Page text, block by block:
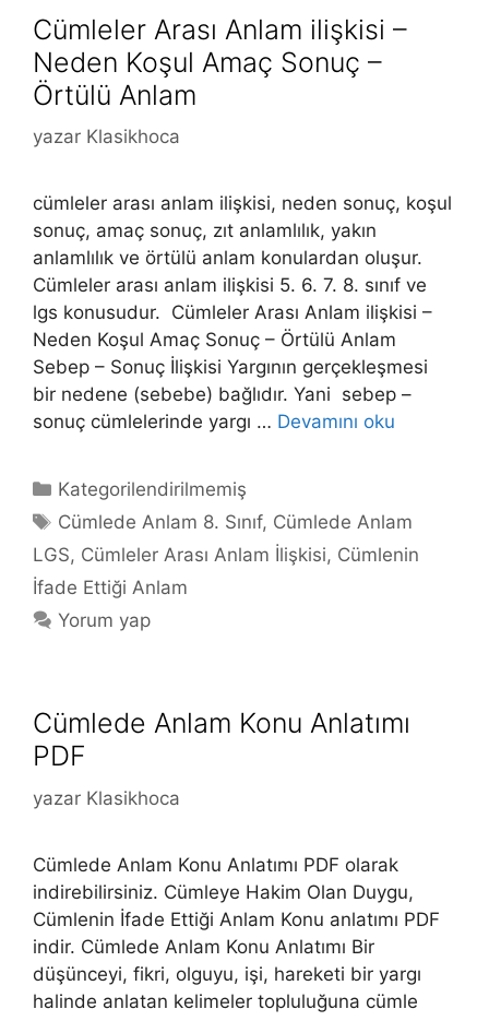
Cümleler Arası Anlam ilişkisi –
Neden Koşul Amaç Sonuç –
Örtülü Anlam
yazar Klasikhoca
cümleler arası anlam ilişkisi, neden sonuç, koşul
sonuç, amaç sonuç, zıt anlamlılık, yakın
anlamlılık ve örtülü anlam konulardan oluşur.
Cümleler arası anlam ilişkisi 5. 6. 7. 8. sınıf ve
lgs konusudur. Cümleler Arası Anlam ilişkisi –
Neden Koşul Amaç Sonuç – Örtülü Anlam
Sebep – Sonuç İlişkisi Yargının gerçekleşmesi
bir nedene (sebebe) bağlıdır. Yani sebep –
sonuç cümlelerinde yargı … Devamını oku
Kategoriler
Kategorilendirilmemiş
Etiketler
Cümlede Anlam 8. Sınıf, Cümlede Anlam
LGS, Cümleler Arası Anlam İlişkisi, Cümlenin
İfade Ettiği Anlam
Yorum yap
Cümlede Anlam Konu Anlatımı
PDF
yazar Klasikhoca
Cümlede Anlam Konu Anlatımı PDF olarak
indirebilirsiniz. Cümleye Hakim Olan Duygu,
Cümlenin İfade Ettiği Anlam Konu anlatımı PDF
indir. Cümlede Anlam Konu Anlatımı Bir
düşünceyi, fikri, olguyu, işi, hareketi bir yargı
halinde anlatan kelimeler topluluğuna cümle